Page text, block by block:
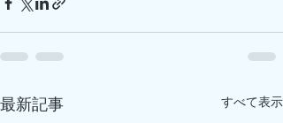
最新記事 すべて表示